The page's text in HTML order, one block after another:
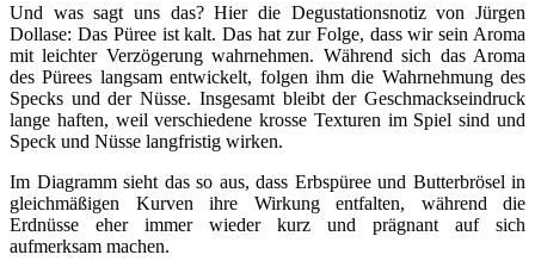
Und was sagt uns das? Hier die Degustationsnotiz von Jürgen
Dollase: Das Püree ist kalt. Das hat zur Folge, dass wir sein Aroma
mit leichter Verzögerung wahrnehmen. Während sich das Aroma
des Pürees langsam entwickelt, folgen ihm die Wahrnehmung des
Specks und der Nüsse. Insgesamt bleibt der Geschmackseindruck
lange haften, weil verschiedene krosse Texturen im Spiel sind und
Speck und Nüsse langfristig wirken.
Im Diagramm sieht das so aus, dass Erbspüree und Butterbrösel in
gleichmäßigen Kurven ihre Wirkung entfalten, während die
Erdnüsse eher immer wieder kurz und prägnant auf sich
aufmerksam machen.